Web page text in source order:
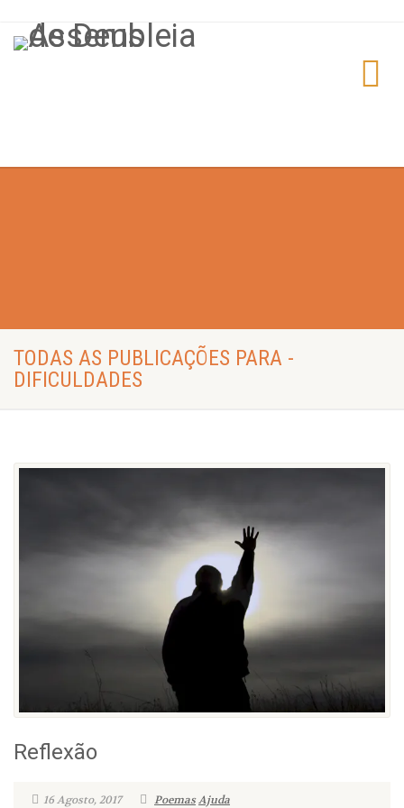
TODAS AS PUBLICAÇÕES PARA -
DIFICULDADES
Reflexão
16 Agosto, 2017 PoemasAjuda